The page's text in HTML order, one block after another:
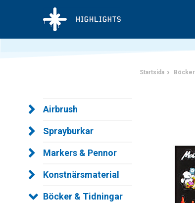
Airbrush
Sprayburkar
Markers & Pennor
Konstnärsmaterial
Böcker & Tidningar
Startsida